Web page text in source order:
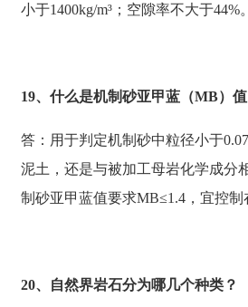
小于1400kg/m³；空隙率不大于44%。
19、什么是机制砂亚甲蓝（MB）值
答：用于判定机制砂中粒径小于
泥土，还是与被加工母岩化学成分
制砂亚甲蓝值要求MB≤1.4，宜控制
20、自然界岩石分为哪几个种类？